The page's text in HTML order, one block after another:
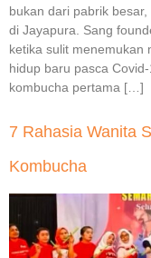
bukan dari pabrik
di Jayapura. Sang
ketika sulit menemukan
hidup baru pasca
kombucha pertama […]
7 Rahasia Wanita
Kombucha